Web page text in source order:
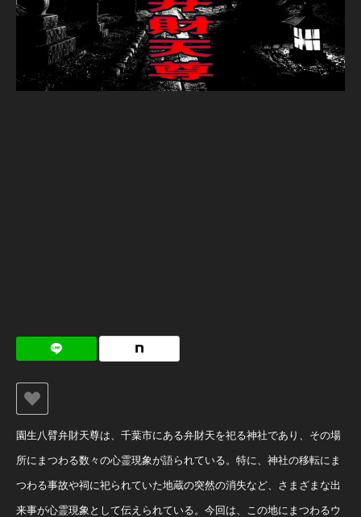
園生八臂弁財天尊は、千葉市にある弁財天を祀る神社であり、その場
所にまつわる数々の心霊現象が語られている。特に、神社の移転にま
つわる事故や祠に祀られていた地蔵の突然の消失など、さまざまな出
来事が心霊現象として伝えられている。今回は、この地にまつわるウ